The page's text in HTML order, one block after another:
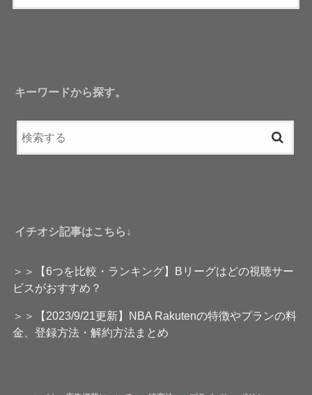
キーワードから探す。
イチオシ記事はこちら↓
＞＞【6つを比較・ランキング】Bリーグはどの視聴サー
ビスがおすすめ？
＞＞【2023/9/21更新】NBA Rakutenの特徴やプランの料
金、登録方法・解約方法まとめ